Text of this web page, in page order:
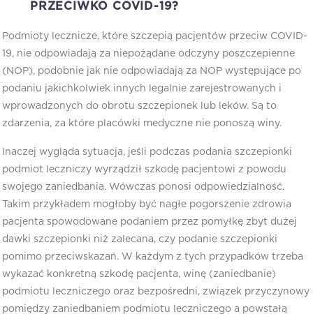
PRZECIWKO COVID-19?
Podmioty lecznicze, które szczepią pacjentów przeciw COVID-
19, nie odpowiadają za niepożądane odczyny poszczepienne
(NOP), podobnie jak nie odpowiadają za NOP występujące po
podaniu jakichkolwiek innych legalnie zarejestrowanych i
wprowadzonych do obrotu szczepionek lub leków. Są to
zdarzenia, za które placówki medyczne nie ponoszą winy.
Inaczej wygląda sytuacja, jeśli podczas podania szczepionki
podmiot leczniczy wyrządził szkodę pacjentowi z powodu
swojego zaniedbania. Wówczas ponosi odpowiedzialność.
Takim przykładem mogłoby być nagłe pogorszenie zdrowia
pacjenta spowodowane podaniem przez pomyłkę zbyt dużej
dawki szczepionki niż zalecana, czy podanie szczepionki
pomimo przeciwskazań. W każdym z tych przypadków trzeba
wykazać konkretną szkodę pacjenta, winę (zaniedbanie)
podmiotu leczniczego oraz bezpośredni, związek przyczynowy
pomiędzy zaniedbaniem podmiotu leczniczego a powstałą